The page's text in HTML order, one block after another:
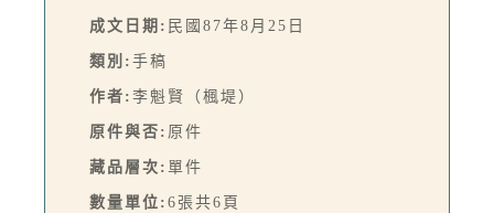
成文日期: 民國87年8月25日
類別: 手稿
作者: 李魁賢（楓堤）
原件與否: 原件
藏品層次: 單件
數量單位: 6張共6頁